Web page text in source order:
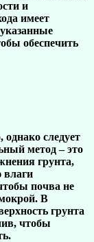
и
имеет
обеспечить
однако следует
метод – это
грунта,
влаги
почва не
В
грунта
чтобы